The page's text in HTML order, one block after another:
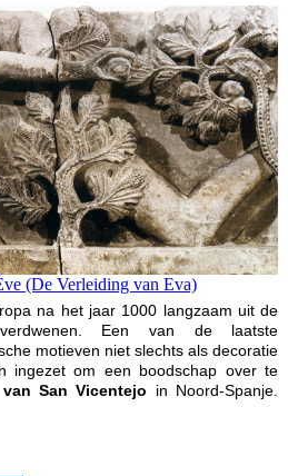
(De Verleiding van Eva)
na het jaar 1000 langzaam uit de
verdwenen. Een van de laatste
motieven niet slechts als decoratie
ingezet om een boodschap over te
San Vicentejo in Noord-Spanje.